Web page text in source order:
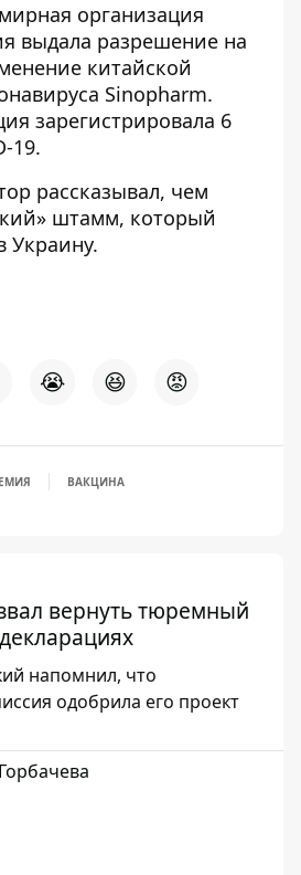
организация
выдала разрешение на
китайской
Sinopharm.
зарегистрировала 6
19.
рассказывал, чем
штамм, который
Украину.
😭 😆 😡
ВАКЦИНА
вернуть тюремный
напомнил, что
одобрила его проект